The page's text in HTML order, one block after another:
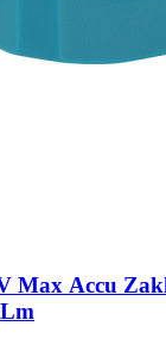
Max Accu